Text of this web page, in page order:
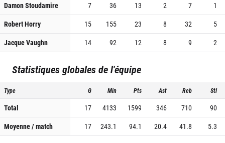
Damon Stoudamire
7 36 13 2 7
1
Robert Horry
15 155 23 8 32
5
Jacque Vaughn
14 92 12 8 9 2
Statistiques globales de l'équipe
Type G Min Pts Ast Reb Stl
Total 17 4133 1599 346 710
90
Moyenne / match
17 243.1 94.1 20.4 41.8 5.3